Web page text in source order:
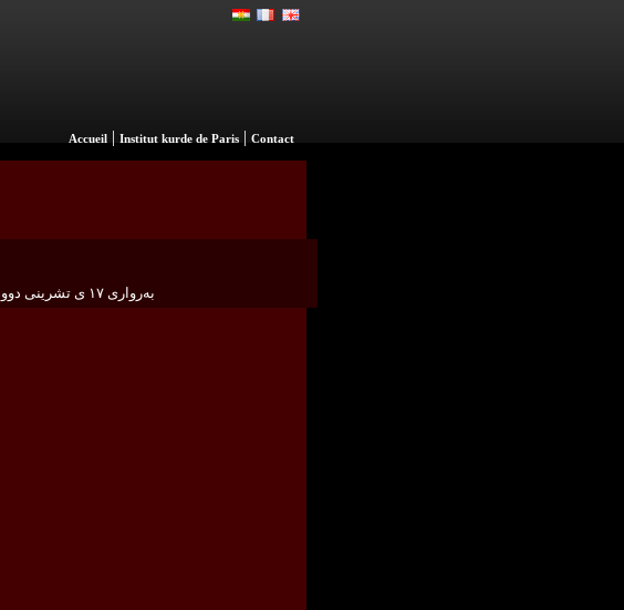
Accueil | Institut kurde de Paris | Contact
به‌رواری ١٧ ی تشرینی دووه‌م تا ٢٤ ی تشرینی دووه‌می ١٩٧٢ -